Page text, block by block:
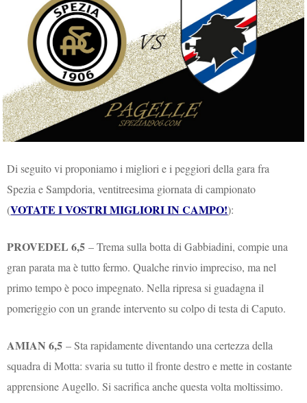
Di seguito vi proponiamo i migliori e i peggiori della gara fra
Spezia e Sampdoria, ventitreesima giornata di campionato
(VOTATE I VOSTRI MIGLIORI IN CAMPO!):
PROVEDEL 6,5– Trema sulla botta di Gabbiadini, compie una
gran parata ma è tutto fermo. Qualche rinvio impreciso, ma nel
primo tempo è poco impegnato. Nella ripresa si guadagna il
pomeriggio con un grande intervento su colpo di testa di Caputo.
AMIAN 6,5– Sta rapidamente diventando una certezza della
squadra di Motta: svaria su tutto il fronte destro e mette in costante
apprensione Augello. Si sacrifica anche questa volta moltissimo.